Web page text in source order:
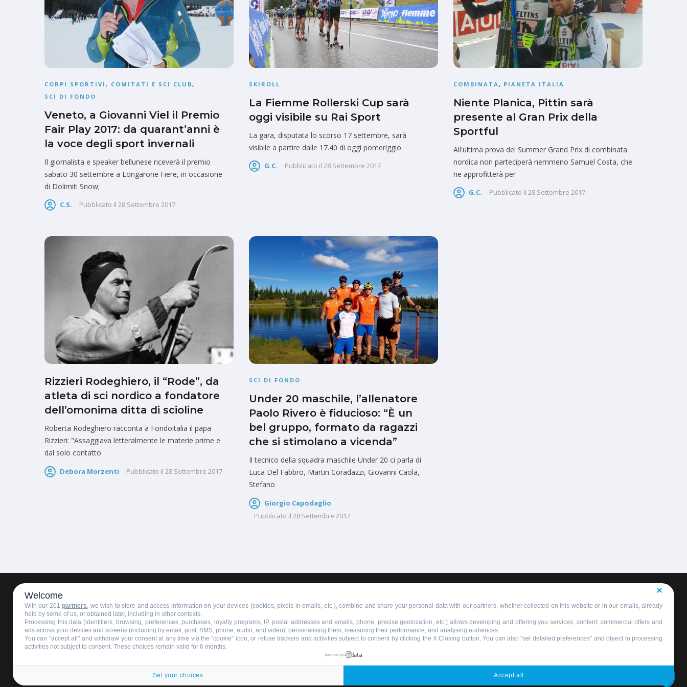
CORPI SPORTIVI, COMITATI E SCI CLUB,
SCI DI FONDO
Veneto, a Giovanni Viel il Premio
Fair Play 2017: da quarant’anni è
la voce degli sport invernali
Il giornalista e speaker bellunese riceverà il premio
sabato 30 settembre a Longarone Fiere, in occasione
di Dolimiti Snow;
C.S. Pubblicato il 28 Settembre 2017
SKIROLL
La Fiemme Rollerski Cup sarà
oggi visibile su Rai Sport
La gara, disputata lo scorso 17 settembre, sarà
visibile a partire dalle 17.40 di oggi pomeriggio
G.C. Pubblicato il 28 Settembre 2017
COMBINATA, PIANETA ITALIA
Niente Planica, Pittin sarà
presente al Gran Prix della
Sportful
All'ultima prova del Summer Grand Prix di combinata
nordica non parteciperà nemmeno Samuel Costa, che
ne approfitterà per
G.C. Pubblicato il 28 Settembre 2017
Rizzieri Rodeghiero, il “Rode”, da
atleta di sci nordico a fondatore
dell’omonima ditta di scioline
Roberta Rodeghiero racconta a Fondoitalia il papa
Rizzieri: "Assaggiava letteralmente le materie prime e
dal solo contatto
Debora Morzenti Pubblicato il 28 Settembre 2017
SCI DI FONDO
Under 20 maschile, l’allenatore
Paolo Rivero è fiducioso: “È un
bel gruppo, formato da ragazzi
che si stimolano a vicenda”
Il tecnico della squadra maschile Under 20 ci parla di
Luca Del Fabbro, Martin Coradazzi, Giovanni Caola,
Stefano
Giorgio Capodaglio
Pubblicato il 28 Settembre 2017
HOMEPAGEREDAZIONE INVIA UN COMUNICATO STAMPAPUBBLICITÀSCRIVI AL DIRETTORE
Copyright © 2016 - 2025 ASD Fondo Italia - Partita Iva: IT 03855110049
Welcome
With our 201 partners, we wish to store and access information on your devices (cookies, pixels in emails, etc.), combine and share your personal data with our partners, whether collected on this website or in our emails, already
held by some of us, or obtained later, including in other contexts.
Processing this data (identifiers, browsing, preferences, purchases, loyalty programs, IP, postal addresses and emails, phone, precise geolocation, etc.) allows developing and offering you services, content, commercial offers and
ads across your devices and screens (including by email, post, SMS, phone, audio, and video), personalising them, measuring their performance, and analysing audiences.
You can "accept all" and withdraw your consent at any time via the "cookie" icon, or refuse trackers and activities subject to consent by clicking the X Closing button. You can also "set detailed preferences" and object to processing
activities not subject to consent. These choices remain valid for 6 months.
powered by
Set your choices Accept all